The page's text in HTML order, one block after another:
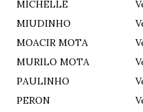
MICHELLE
MIUDINHO
MOACIR MOTA
MURILO MOTA
PAULINHO
PERON